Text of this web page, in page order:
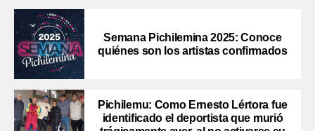
Semana Pichilemina 2025: Conoce
quiénes son los artistas confirmados
Pichilemu: Como Ernesto Lértora fue
identificado el deportista que murió